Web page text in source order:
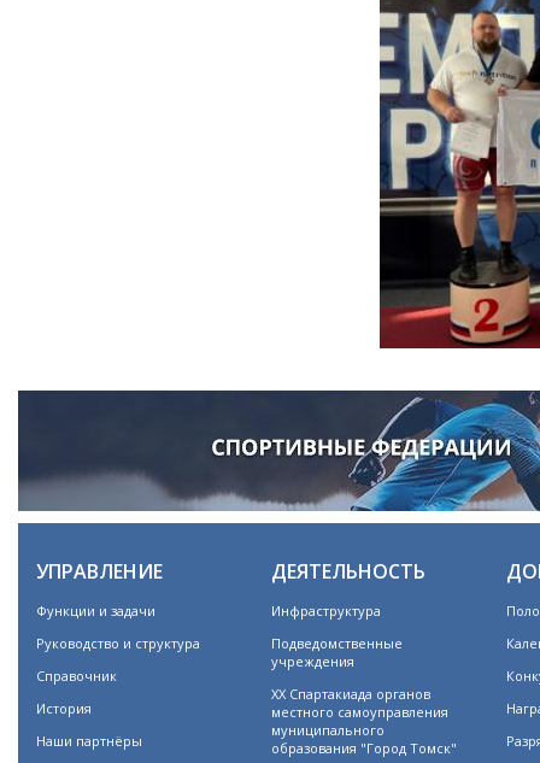
УПРАВЛЕНИЕ
Функции и задачи
Руководство и структура
Справочник
История
Наши партнёры
ДЕЯТЕЛЬНОСТЬ
Инфраструктура
Подведомственные
учреждения
XX Спартакиада органов
местного самоуправления
муниципального
образования "Город Томск"